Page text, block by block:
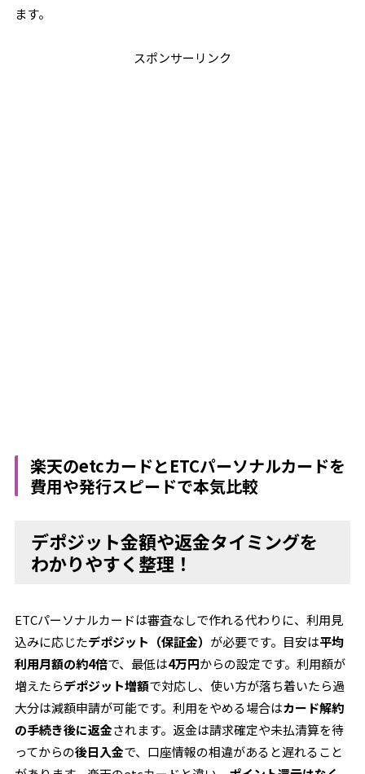
ます。
スポンサーリンク
楽天のetcカードとETCパーソナルカードを
費用や発行スピードで本気比較
デポジット金額や返金タイミングを
わかりやすく整理！
ETCパーソナルカードは審査なしで作れる代わりに、利用見
込みに応じたデポジット（保証金） が必要です。目安は平均
利用月額の約4倍で、最低は4万円からの設定です。利用額が
増えたらデポジット増額で対応し、使い方が落ち着いたら過
大分は減額申請が可能です。利用をやめる場合はカード解約
の手続き後に返金されます。返金は請求確定や未払清算を待
ってからの後日入金で、口座情報の相違があると遅れること